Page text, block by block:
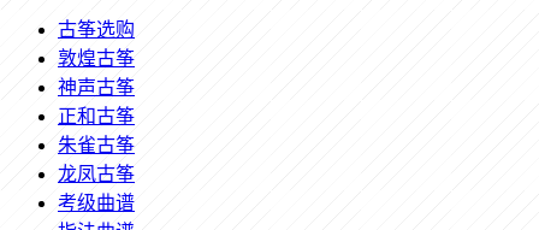
古筝选购
敦煌古筝
神声古筝
正和古筝
朱雀古筝
龙凤古筝
考级曲谱